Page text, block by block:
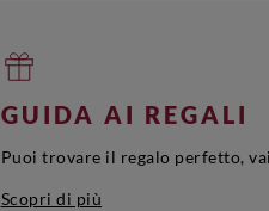
GUIDA AI REGALI
Puoi trovare il regalo perfetto,
Scopri di più